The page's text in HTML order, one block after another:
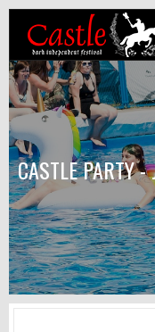
CASTLE PARTY -